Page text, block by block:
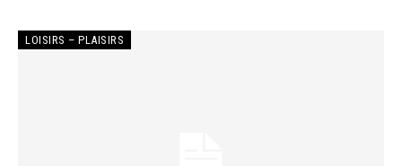
LOISIRS – PLAISIRS